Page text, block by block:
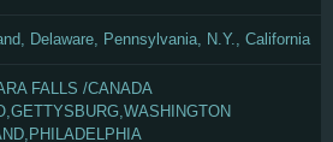
Delaware, Pennsylvania, N.Y., California
FALLS /CANADA